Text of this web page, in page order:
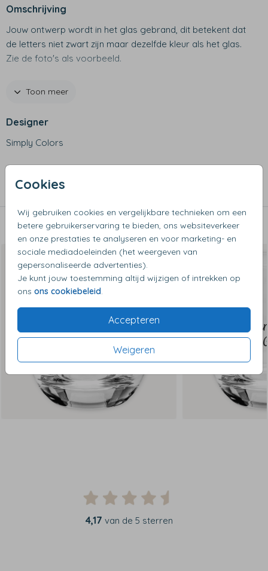
Cookies
Wij gebruiken cookies en vergelijkbare technieken om een
betere gebruikerservaring te bieden, ons websiteverkeer
en onze prestaties te analyseren en voor marketing- en
sociale mediadoeleinden (het weergeven van
gepersonaliseerde advertenties).
Je kunt jouw toestemming altijd wijzigen of intrekken op
ons ons cookiebeleid.
Accepteren
Weigeren
Omschrijving
Jouw ontwerp wordt in het glas gebrand, dit betekent dat
de letters niet zwart zijn maar dezelfde kleur als het glas.
Zie de foto's als voorbeeld.
Productspecificaties
- Inhoud: 330 ml
- Materiaal: glas
- Design wordt in het glas gegraveerd
Toon meer
Designer
Simply Colors
Collectie
Waterglazen
Dit vind je misschien ook leuk
4,17 van de 5 sterren